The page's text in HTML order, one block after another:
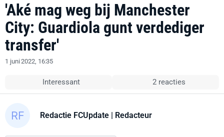
'Aké mag weg bij Manchester
City: Guardiola gunt verdediger
transfer'
1 juni 2022, 16:35
Interessant 2 reacties
Redactie FCUpdate | Redacteur